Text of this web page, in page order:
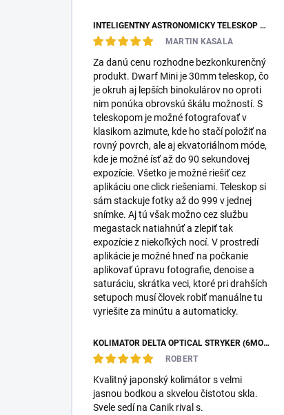
INTELIGENTNÝ ASTRONOMICKÝ TELESKOP DWARFLAB DWARF MINI
MARTIN KASALA
Za danú cenu rozhodne bezkonkurenčný
produkt. Dwarf Mini je 30mm teleskop, čo
je okruh aj lepších binokulárov no oproti
nim ponúka obrovskú škálu možností. S
teleskopom je možné fotografovať v
klasikom azimute, kde ho stačí položiť na
rovný povrch, ale aj ekvatoriálnom móde,
kde je možné ísť až do 90 sekundovej
expozície. Všetko je možné riešiť cez
aplikáciu one click riešeniami. Teleskop si
sám stackuje fotky až do 999 v jednej
snímke. Aj tú však možno cez službu
megastack natiahnúť a zlepiť tak
expozície z niekoľkých nocí. V prostredí
aplikácie je možné hneď na počkanie
aplikovať úpravu fotografie, denoise a
saturáciu, skrátka veci, ktoré pri drahších
setupoch musí človek robiť manuálne tu
vyriešite za minútu a automaticky.
KOLIMÁTOR DELTA OPTICAL STRYKER (6MOA)
ROBERT
Kvalitný japonský kolimátor s velmi
jasnou bodkou a skvelou čistotou skla.
Svele sedí na Canik rival s.